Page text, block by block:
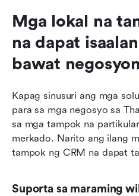
Mga lokal na
na dapat
bawat
Kapag sinusuri ang mga
para sa mga negosyo sa
sa mga tampok na
merkado. Narito ang ilang
tampok ng CRM na dapat
Suporta sa maraming